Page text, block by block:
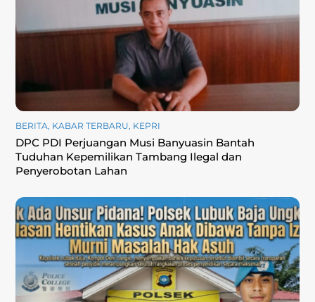
BERITA, KABAR TERBARU, KEPRI
DPC PDI Perjuangan Musi Banyuasin Bantah
Tuduhan Kepemilikan Tambang Ilegal dan
Penyerobotan Lahan